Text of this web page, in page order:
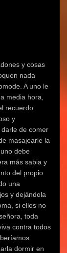
y cosas
nada
A uno le
media hora,
recuerdo
y
de comer
masajearle la
debe
más sabia y
del propio
una
y dejándola
si ellos no
toda
contra todos
dormir en